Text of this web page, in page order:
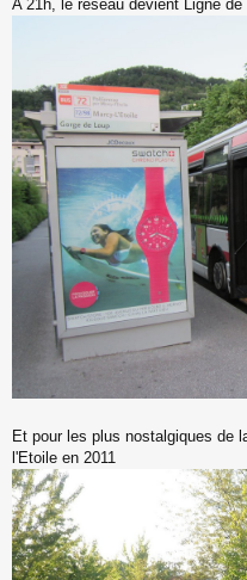
A 21h, le réseau devient Ligne de
Et pour les plus nostalgiques de
l'Etoile en 2011